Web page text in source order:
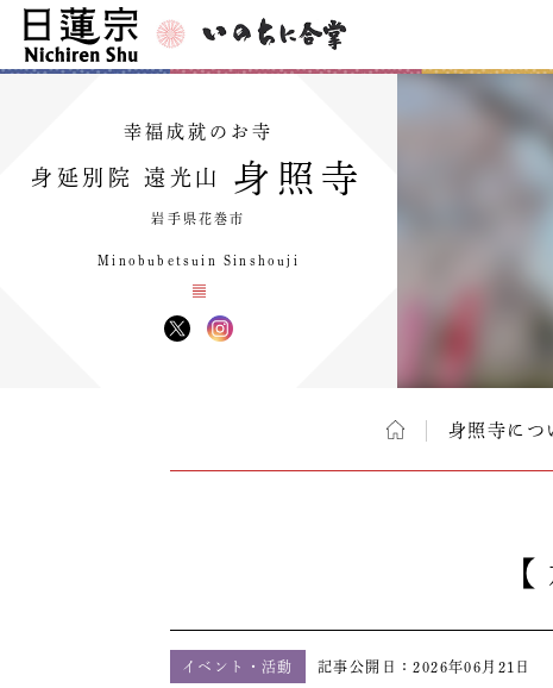
幸福成就のお寺
身延別院 遠光山 身照寺
岩手県花巻市
Minobubetsuin Sinshouji
身照寺につ
イベント・活動 記事公開日：2026年06月21日